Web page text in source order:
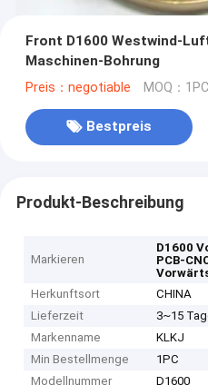
Front D1600 Westwind-
Maschinen-Bohrung
Preis：negotiable MOQ：1PC
Bestpreis
Produkt-Beschreibung
Markieren
D1600
PCB-
Herkunftsort
CHINA
Lieferzeit
3~15
Markenname
KLKJ
Min Bestellmenge
1PC
Modellnummer
D1600